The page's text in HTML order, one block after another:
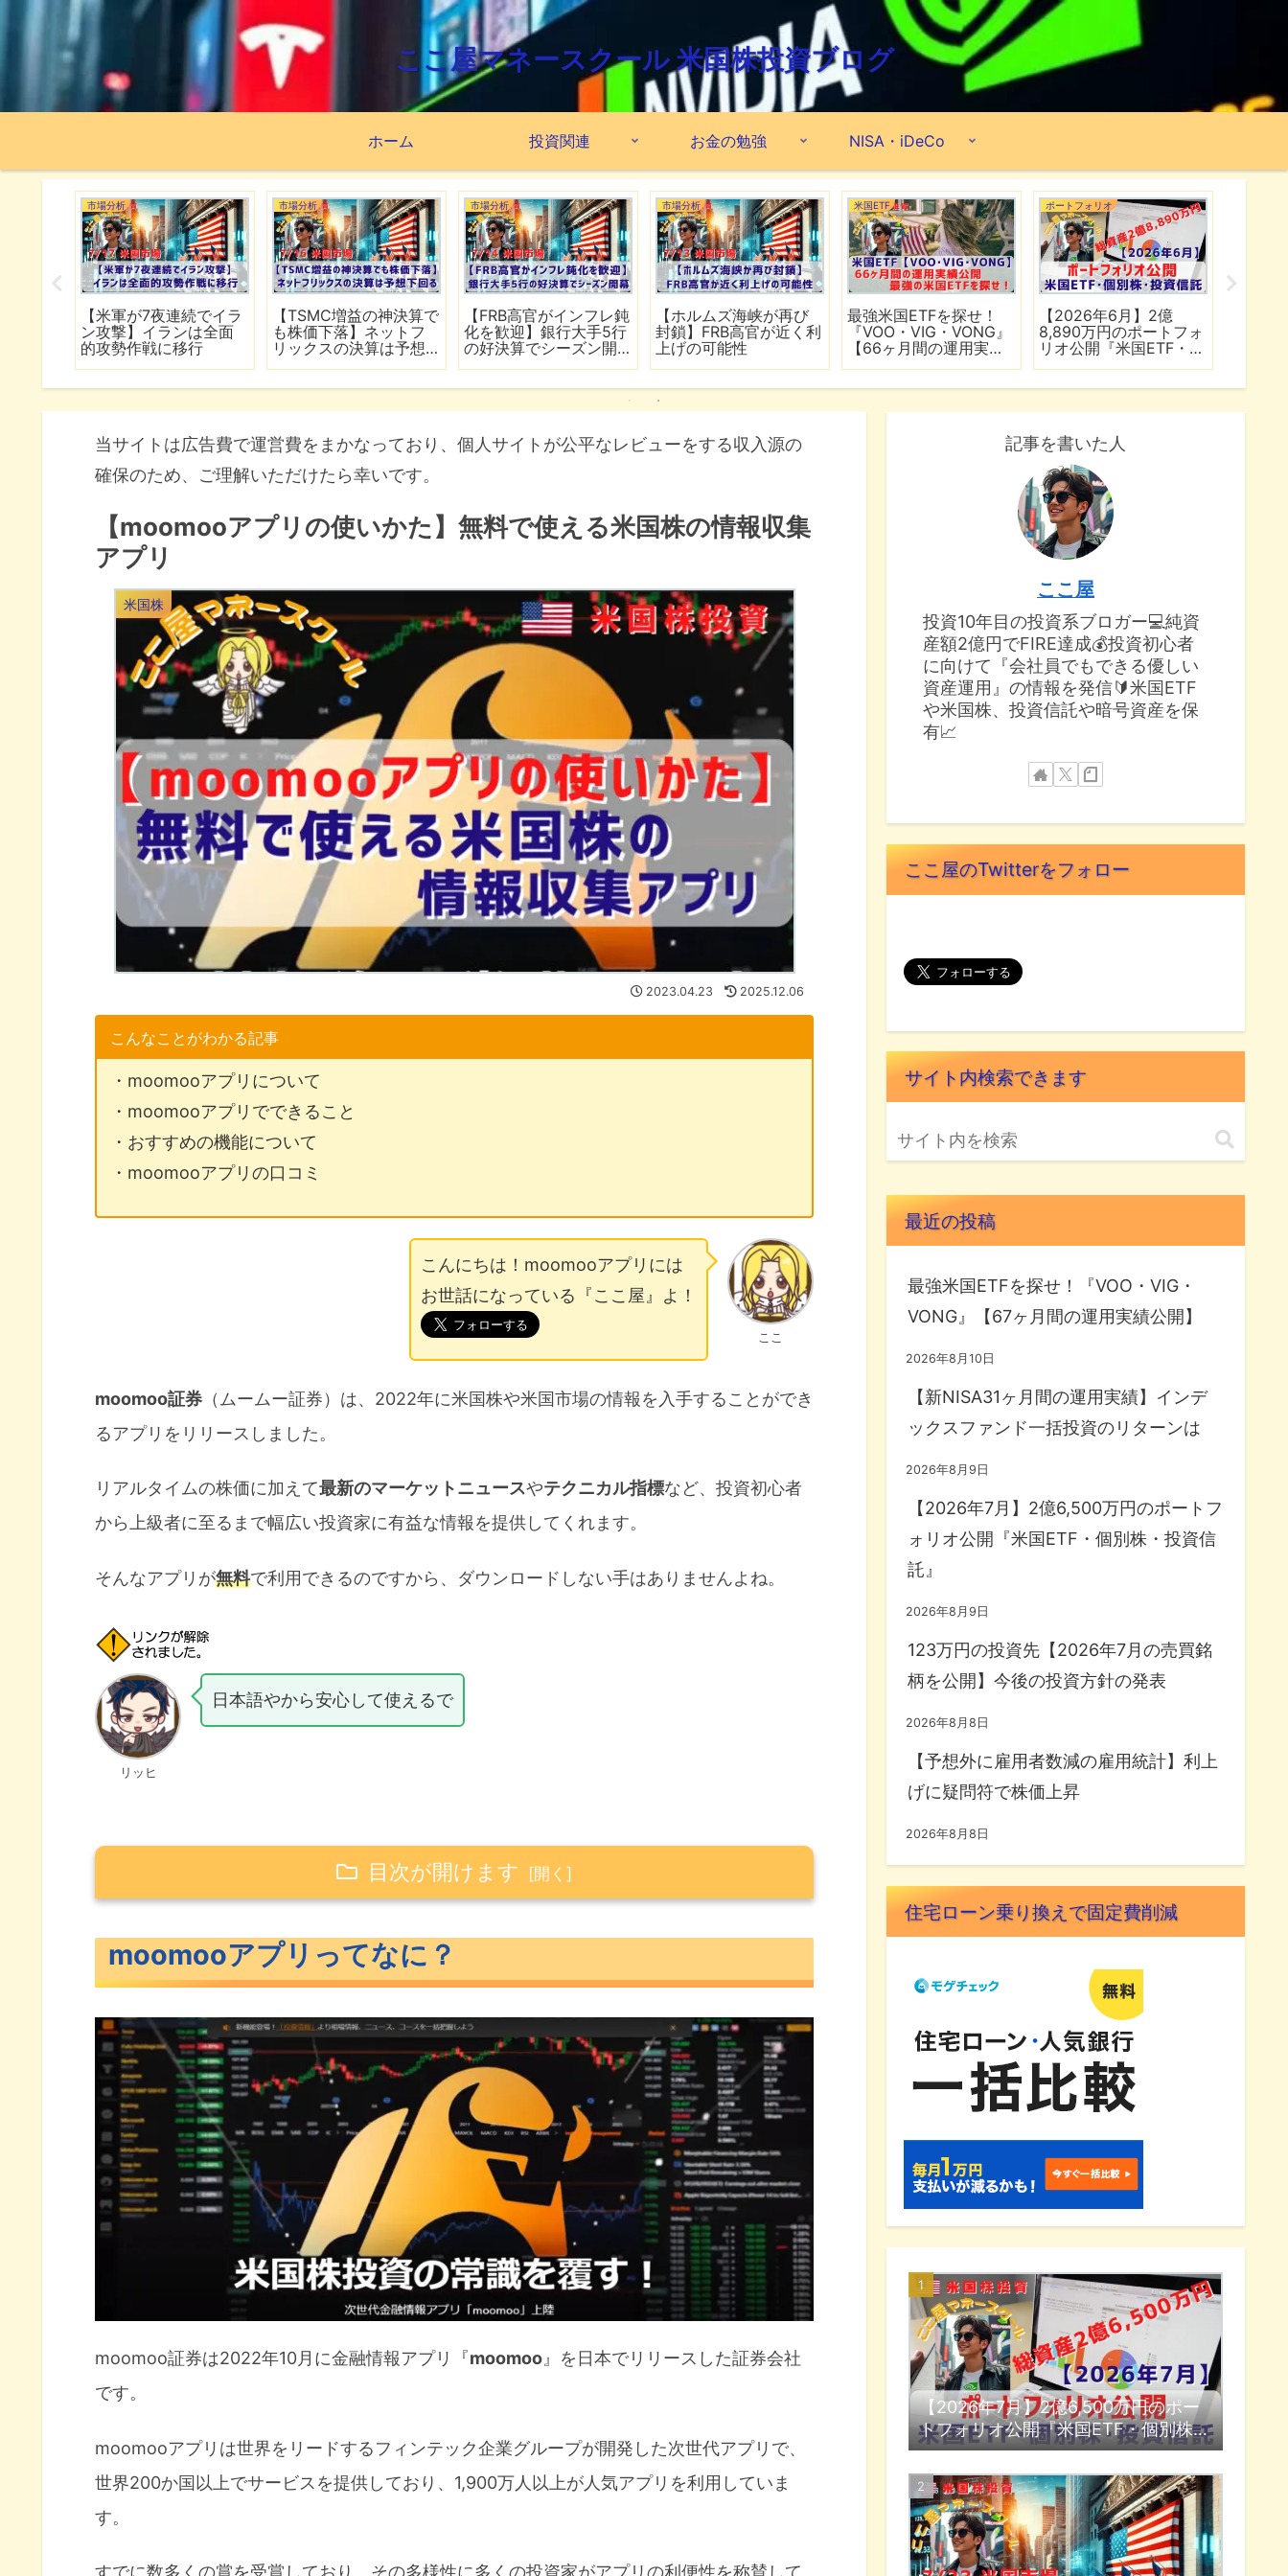
ここ屋マネースクール 米国株投資ブログ
ホーム 投資関連 お金の勉強 NISA・iDeCo
市場分析
【米軍が7夜連続でイラ
ン攻撃】イランは全面
的攻勢作戦に移行
市場分析
【TSMC増益の神決算で
も株価下落】ネットフ
リックスの決算は予想
市場分析
【FRB高官がインフレ鈍
化を歓迎】銀行大手5行
の好決算でシーズン開
市場分析
【ホルムズ海峡が再び
封鎖】FRB高官が近く利
上げの可能性
米国ETF
最強米国ETFを探せ！
『VOO・VIG・VONG』
【66ヶ月間の運用実績
ポートフォリオ
【2026年6月】2億
8,890万円のポートフォ
リオ公開『米国ETF・個
当サイトは広告費で運営費をまかなっており、個人サイトが公平なレビューをする収入源の
確保のため、ご理解いただけたら幸いです。
【moomooアプリの使いかた】無料で使える米国株の情報収集
アプリ
米国株
2023.04.23 2025.12.06
こんなことがわかる記事
・moomooアプリについて
・moomooアプリでできること
・おすすめの機能について
・moomooアプリの口コミ
ここ
こんにちは！moomooアプリには
お世話になっている『ここ屋』よ！
moomoo証券 （ムームー証券）は、2022年に米国株や米国市場の情報を入手することができ
るアプリをリリースしました。
リアルタイムの株価に加えて最新のマーケットニュースやテクニカル指標など、投資初心者
から上級者に至るまで幅広い投資家に有益な情報を提供してくれます。
そんなアプリが無料で利用できるのですから、ダウンロードしない手はありませんよね。
リッヒ
日本語やから安心して使えるで
目次が開けます
moomooアプリにできること
スターターガイドでアプリの操作を教えてくれる
moomooスクールで投資の勉強ができる
投資ペディアが疑問を解決
デモ取引ができる
気になる銘柄の決算やニュースが見れる
テクニカル分析が見れる
アナリスト評価が見れる
moomooアプリの口コミ情報
moomooアプリってなに？
moomoo証券は2022年10月に金融情報アプリ『moomoo』を日本でリリースした証券会社
です。
moomooアプリは世界をリードするフィンテック企業グループが開発した次世代アプリで、
世界200か国以上でサービスを提供しており、1,900万人以上が人気アプリを利用していま
す。
記事を書いた人
ここ屋
投資10年目の投資系ブロガー💻純資
産額2億円でFIRE達成💰投資初心者
に向けて『会社員でもできる優しい
資産運用』の情報を発信🔰米国ETF
や米国株、投資信託や暗号資産を保
有📈
ここ屋のTwitterをフォロー
サイト内検索できます
最近の投稿
最強米国ETFを探せ！『VOO・VIG・
VONG』【67ヶ月間の運用実績公開】
2026年8月10日
【新NISA31ヶ月間の運用実績】インデ
ックスファンド一括投資のリターンは
2026年8月9日
【2026年7月】2億6,500万円のポートフ
ォリオ公開『米国ETF・個別株・投資信
託』
2026年8月9日
123万円の投資先【2026年7月の売買銘
柄を公開】今後の投資方針の発表
2026年8月8日
【予想外に雇用者数減の雇用統計】利上
げに疑問符で株価上昇
2026年8月8日
住宅ローン乗り換えで固定費削減
【2026年7月】2億6,500万円のポー
トフォリオ公開『米国ETF・個別株・
投資信託』